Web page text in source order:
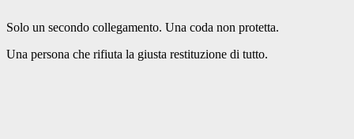
Solo un secondo collegamento. Una coda non protetta.
Una persona che rifiuta la giusta restituzione di tutto.